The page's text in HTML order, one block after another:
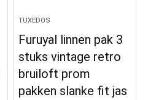
TUXEDOS
Furuyal linnen pak 3
stuks vintage retro
bruiloft prom
pakken slanke fit jas